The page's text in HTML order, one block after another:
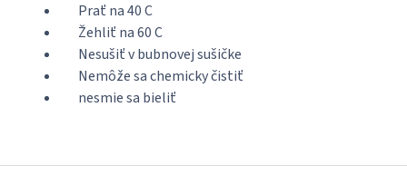
Prať na 40 C
Žehliť na 60 C
Nesušiť v bubnovej sušičke
Nemôže sa chemicky čistiť
nesmie sa bieliť